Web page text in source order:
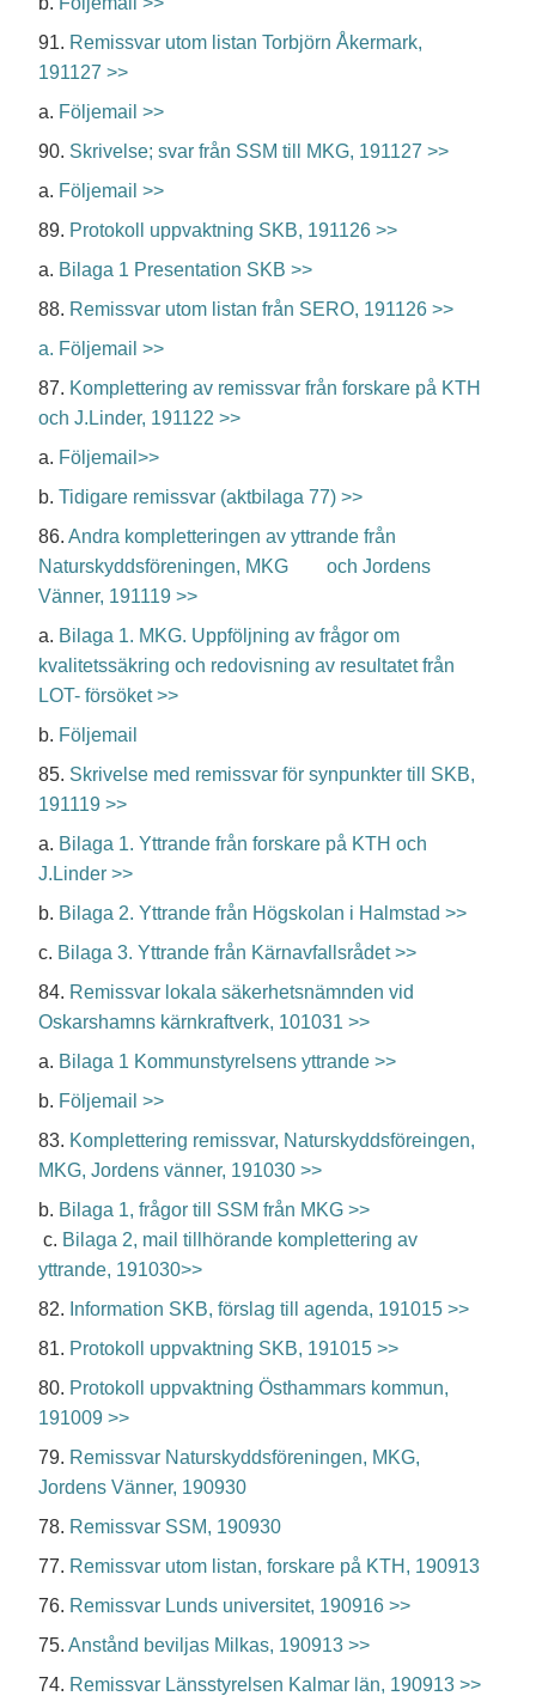
91. Remissvar utom listan Torbjörn Åkermark,
191127 >>
a. Följemail >>
90. Skrivelse; svar från SSM till MKG, 191127 >>
a. Följemail >>
89. Protokoll uppvaktning SKB, 191126 >>
a. Bilaga 1 Presentation SKB >>
88. Remissvar utom listan från SERO, 191126 >>
a. Följemail >>
87. Komplettering av remissvar från forskare på KTH
och J.Linder, 191122 >>
a. Följemail>>
b. Tidigare remissvar (aktbilaga 77) >>
86. Andra kompletteringen av yttrande från
Naturskyddsföreningen, MKG och Jordens
Vänner, 191119 >>
a. Bilaga 1. MKG. Uppföljning av frågor om
kvalitetssäkring och redovisning av resultatet från
LOT- försöket >>
b. Följemail
85. Skrivelse med remissvar för synpunkter till SKB,
191119 >>
a. Bilaga 1. Yttrande från forskare på KTH och
J.Linder >>
b. Bilaga 2. Yttrande från Högskolan i Halmstad >>
c. Bilaga 3. Yttrande från Kärnavfallsrådet >>
84. Remissvar lokala säkerhetsnämnden vid
Oskarshamns kärnkraftverk, 101031 >>
a. Bilaga 1 Kommunstyrelsens yttrande >>
b. Följemail >>
83. Komplettering remissvar, Naturskyddsföreingen,
MKG, Jordens vänner, 191030 >>
b. Bilaga 1, frågor till SSM från MKG >>
c. Bilaga 2, mail tillhörande komplettering av
yttrande, 191030>>
82. Information SKB, förslag till agenda, 191015 >>
81. Protokoll uppvaktning SKB, 191015 >>
80. Protokoll uppvaktning Östhammars kommun,
191009 >>
79. Remissvar Naturskyddsföreningen, MKG,
Jordens Vänner, 190930
78. Remissvar SSM, 190930
77. Remissvar utom listan, forskare på KTH, 190913
76. Remissvar Lunds universitet, 190916 >>
75. Anstånd beviljas Milkas, 190913 >>
74. Remissvar Länsstyrelsen Kalmar län, 190913 >>